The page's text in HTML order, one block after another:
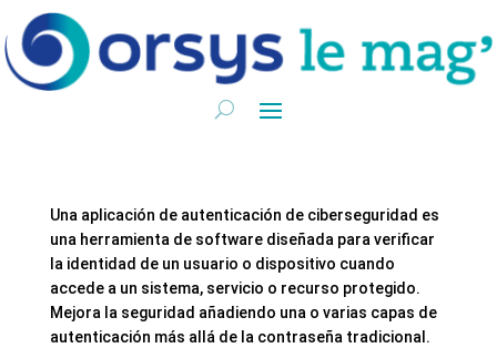
Una aplicación de autenticación de ciberseguridad es
una herramienta de software diseñada para verificar
la identidad de un usuario o dispositivo cuando
accede a un sistema, servicio o recurso protegido.
Mejora la seguridad añadiendo una o varias capas de
autenticación más allá de la contraseña tradicional.